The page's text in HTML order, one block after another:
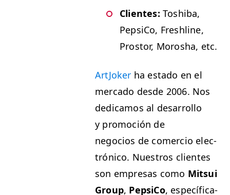
Clientes: Toshi­ba,
Pep­si­Co, Fresh­line,
Pros­tor, Morosha, etc.
ArtJok­er ha esta­do en el
mer­ca­do des­de 2006. Nos
dedicamos al desar­rol­lo
y pro­mo­ción de
nego­cios de com­er­cio elec­
tróni­co. Nue­stros clientes
son empre­sas como Mit­sui
Group, Pep­si­Co, especí­fi­ca­